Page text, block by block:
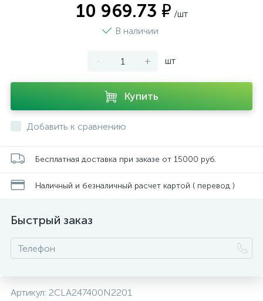
10 969.73 ₽ /шт
В наличии
- + шт
Купить
Добавить к сравнению
Бесплатная доставка при заказе от 15000 руб.
Наличный и безналичный расчет картой ( перевод )
Быстрый заказ
Артикул: 2CLA247400N2201